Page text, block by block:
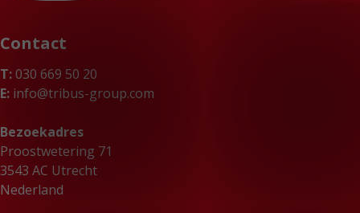
Contact
T: 030 669 50 20
E: info@tribus-group.com
Bezoekadres
Proostwetering 71
3543 AC Utrecht
Nederland